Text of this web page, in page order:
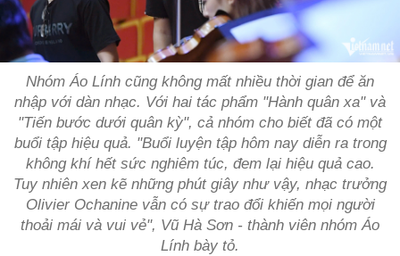
Nhóm Áo Lính cũng không mất nhiều thời gian để ăn
nhập với dàn nhạc. Với hai tác phẩm "Hành quân xa" và
"Tiến bước dưới quân kỳ", cả nhóm cho biết đã có một
buổi tập hiệu quả. "Buổi luyện tập hôm nay diễn ra trong
không khí hết sức nghiêm túc, đem lại hiệu quả cao.
Tuy nhiên xen kẽ những phút giây như vậy, nhạc trưởng
Olivier Ochanine vẫn có sự trao đổi khiến mọi người
thoải mái và vui vẻ", Vũ Hà Sơn - thành viên nhóm Áo
Lính bày tỏ.